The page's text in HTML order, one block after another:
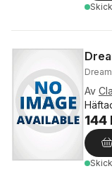
Av
144